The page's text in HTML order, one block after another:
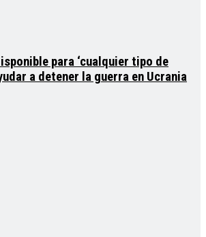
para ‘cualquier tipo de
a detener la guerra en Ucrania